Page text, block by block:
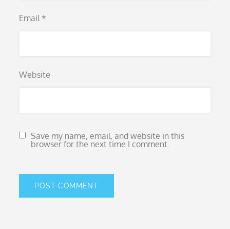
Email *
Website
Save my name, email, and website in this
browser for the next time I comment.